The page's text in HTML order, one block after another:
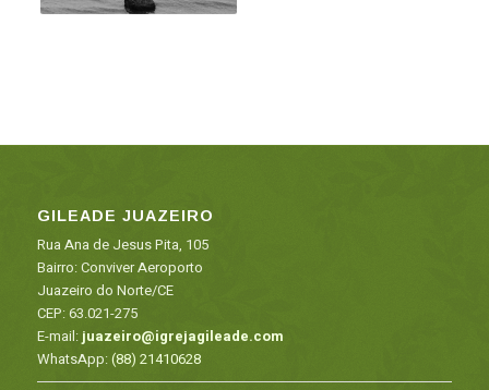
GILEADE JUAZEIRO
Rua Ana de Jesus Pita, 105
Bairro: Conviver Aeroporto
Juazeiro do Norte/CE
CEP: 63.021-275
E-mail: juazeiro@igrejagileade.com
WhatsApp:(88) 21410628